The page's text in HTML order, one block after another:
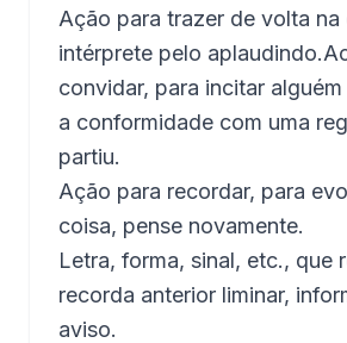
Ação para trazer de volta na
intérprete pelo
convidar, para incitar
a conformidade com uma
partiu.
Ação para recordar, para
coisa, pense novamente.
Letra, forma, sinal, etc., que
recorda anterior liminar,
aviso.